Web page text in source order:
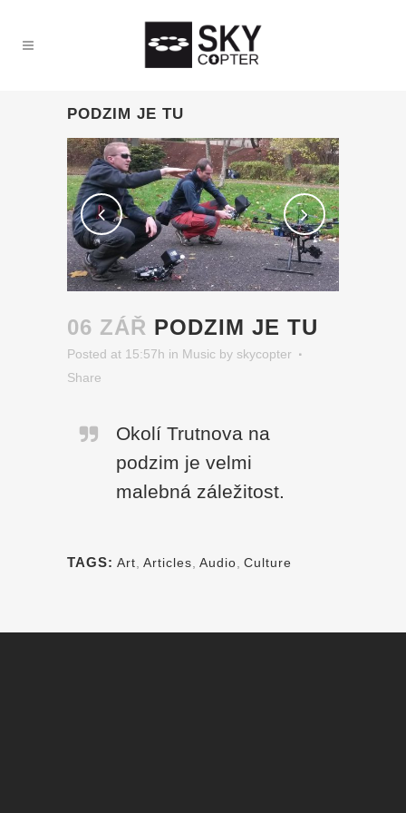
PODZIM JE TU
06 ZÁŘ PODZIM JE TU
Posted at 15:57h in Music by skycopter
Share
Okolí Trutnova na
podzim je velmi
malebná záležitost.
TAGS: Art Articles Audio Culture